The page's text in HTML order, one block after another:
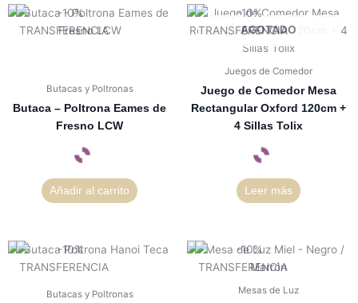
Butacas y Poltronas
Butaca – Poltrona Eames de
Fresno LCW
Añadir al carrito
AGOTADO
Juegos de Comedor
Juego de Comedor Mesa
Rectangular Oxford 120cm +
4 Sillas Tolix
Leer más
Butacas y Poltronas Mesas de Luz